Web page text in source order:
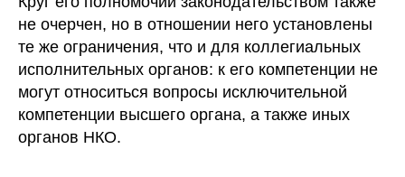
не очерчен, но в отношении него установлены
те же ограничения, что и для коллегиальных
исполнительных органов: к его компетенции не
могут относиться вопросы исключительной
компетенции высшего органа, а также иных
органов НКО.